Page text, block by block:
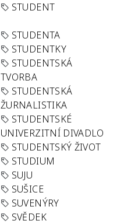
STUDENT
STUDENTA
STUDENTKY
STUDENTSKÁ
TVORBA
STUDENTSKÁ
ŽURNALISTIKA
STUDENTSKÉ
UNIVERZITNÍ DIVADLO
STUDENTSKÝ ŽIVOT
STUDIUM
SUJU
SUŠICE
SUVENÝRY
SVĚDEK